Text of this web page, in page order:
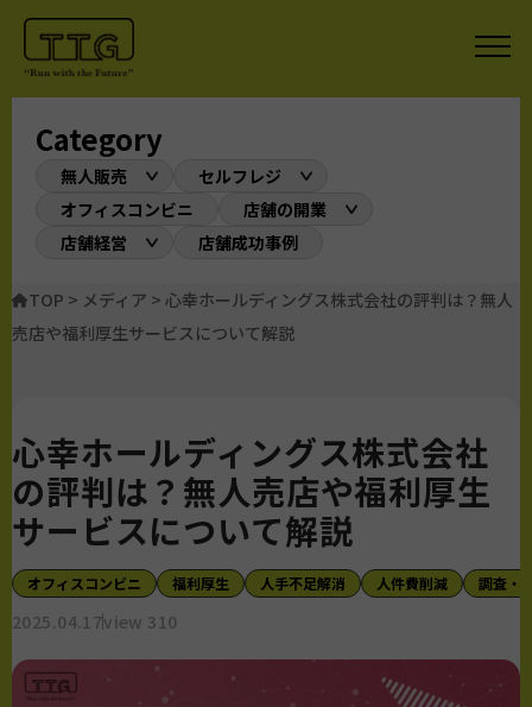
Category
無人販売
セルフレジ
オフィスコンビニ
店舗の開業
店舗経営
店舗成功事例
TOP > メディア > 心幸ホールディングス株式会社の評判は？無人
売店や福利厚生サービスについて解説
心幸ホールディングス株式会社
の評判は？無人売店や福利厚生
サービスについて解説
オフィスコンビニ 福利厚生 人手不足解消 人件費削減 調査・
2025.04.17view 310